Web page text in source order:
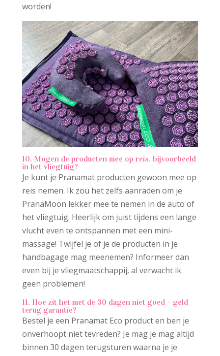
worden!
10. Mogen de producten mee op reis, bijvoorbeeld
in het vliegtuig?
Je kunt je Pranamat producten gewoon mee op
reis nemen. Ik zou het zelfs aanraden om je
PranaMoon lekker mee te nemen in de auto of
het vliegtuig. Heerlijk om juist tijdens een lange
vlucht even te ontspannen met een mini-
massage! Twijfel je of je de producten in je
handbagage mag meenemen? Informeer dan
even bij je vliegmaatschappij, al verwacht ik
geen problemen!
11. Hoe zit het met de 30 dagen niet goed – geld
terug garantie?
Bestel je een Pranamat Eco product en ben je
onverhoopt niet tevreden? Je mag je mag altijd
binnen 30 dagen terugsturen waarna je je